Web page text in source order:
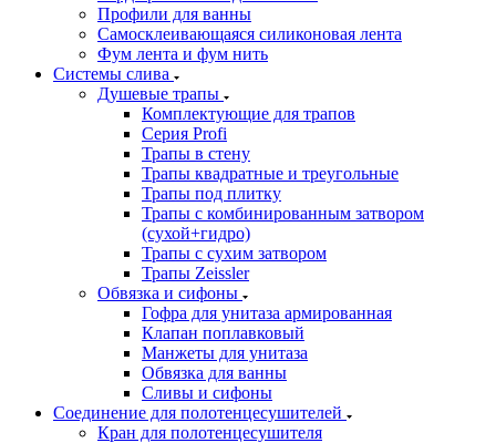
Профили для ванны
Самосклеивающаяся силиконовая лента
Фум лента и фум нить
Системы слива
Душевые трапы
Комплектующие для трапов
Серия Profi
Трапы в стену
Трапы квадратные и треугольные
Трапы под плитку
Трапы с комбинированным затвором
(сухой+гидро)
Трапы с сухим затвором
Трапы Zeissler
Обвязка и сифоны
Гофра для унитаза армированная
Клапан поплавковый
Манжеты для унитаза
Обвязка для ванны
Сливы и сифоны
Соединение для полотенцесушителей
Кран для полотенцесушителя